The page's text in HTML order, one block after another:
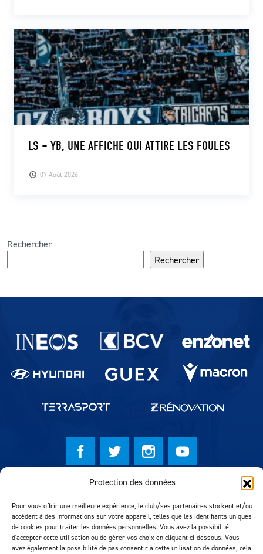
Protection des données
Pour vous offrir une meilleure expérience, le club/ses partenaires stockent et/ou
accèdent à des informations sur votre appareil, telles que les identifiants uniques
de cookies pour traiter les données personnelles. Vous avez la possibilité
d'accepter cette utilisation ou de gérer vos choix en cliquant ci-dessous. Vous
avez également la possibilité de pas consentir à cette utilisation de données, cela
07 Août 2026
LS – YB, UNE AFFICHE QUI ATTIRE LES FOULES
Rechercher
Rechercher
Partenaires du lausanne-Sport
© Lausanne Sport Football Club 2026
Réalisation MTM Agency